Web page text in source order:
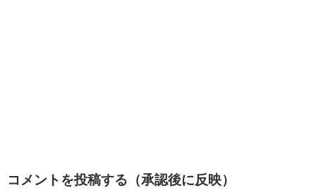
コメントを投稿する（承認後に反映）